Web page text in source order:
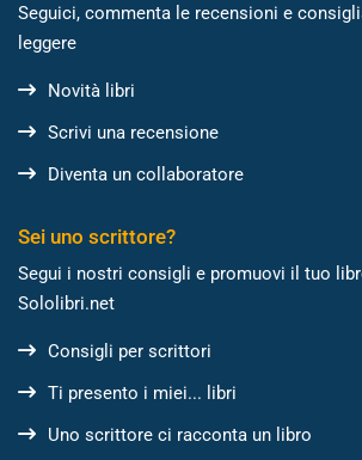
Seguici, commenta le recensioni e
leggere
Novità libri
Scrivi una recensione
Diventa un collaboratore
Sei uno scrittore?
Segui i nostri consigli e promuovi il tuo
Sololibri.net
Consigli per scrittori
Ti presento i miei... libri
Uno scrittore ci racconta un libro